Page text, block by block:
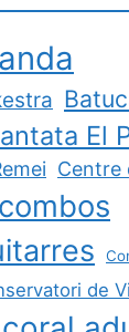
El
Centre
combos
de